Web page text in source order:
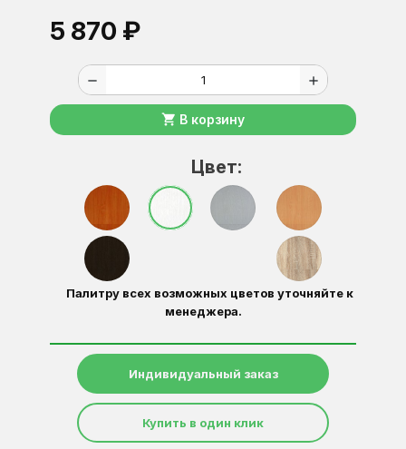
5 870 ₽
remove add
shopping_cart В корзину
Цвет:
Палитру всех возможных цветов уточняйте к
менеджера.
Индивидуальный заказ
Купить в один клик